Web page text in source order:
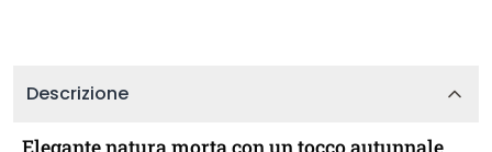
Descrizione
Elegante natura morta con un tocco autunnale